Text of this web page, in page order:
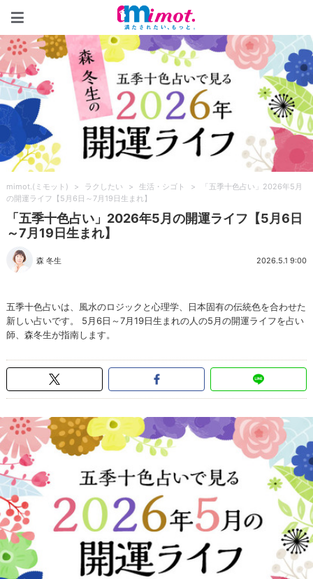
mimot.(ミモット) > ラクしたい > 生活・シゴト >
「五季十色占い」2026年5月
の開運ライフ【5月6日～7月19日生まれ】
「五季十色占い」2026年5月の開運ライフ【5月6日
～7月19日生まれ】
森 冬生 2026.5.1 9:00
五季十色占いは、風水のロジックと心理学、日本固有の伝統色を合わせた
新しい占いです。 5月6日～7月19日生まれの人の5月の開運ライフを占い
師、森冬生が指南します。